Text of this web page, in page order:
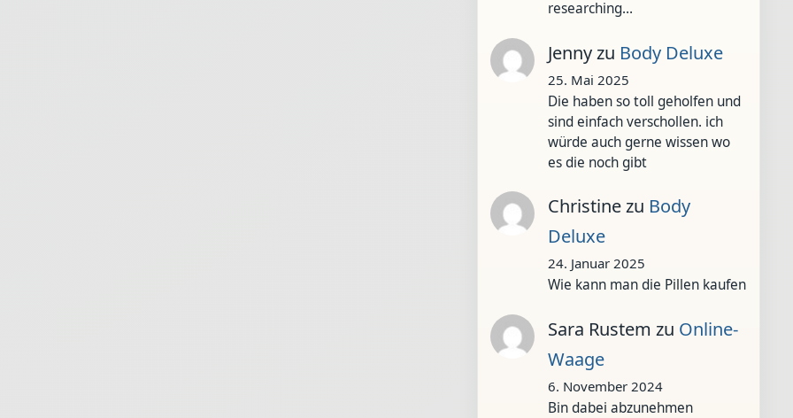
researching…
Jennyzu Body Deluxe
25. Mai 2025
Die haben so toll geholfen und
sind einfach verschollen. ich
würde auch gerne wissen wo
es die noch gibt
Christinezu Body
Deluxe
24. Januar 2025
Wie kann man die Pillen kaufen
Sara Rustem zu Online-
Waage
6. November 2024
Bin dabei abzunehmen